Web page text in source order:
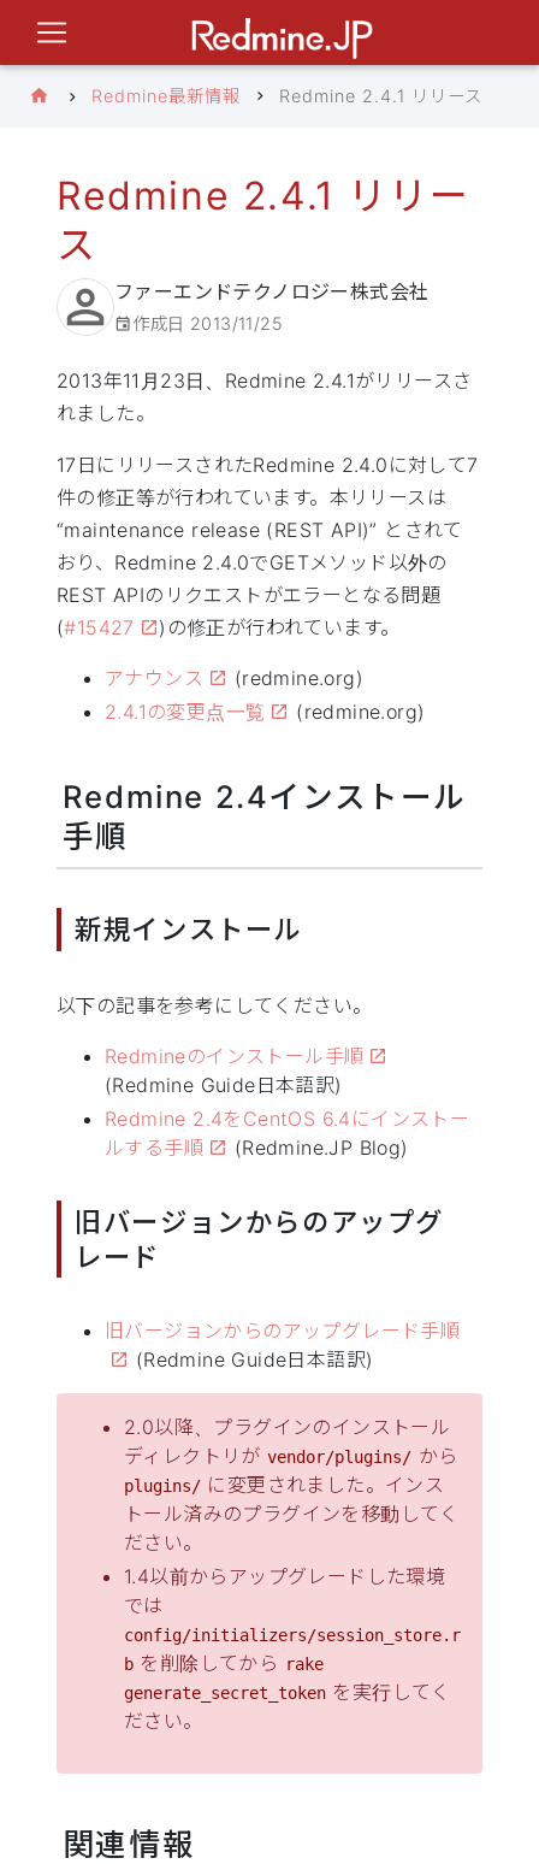
Redmine最新情報 Redmine 2.4.1 リリース
Redmine 2.4.1 リリー
ス
ファーエンドテクノロジー株式会社
作成日 2013/11/25
2013年11月23日、Redmine 2.4.1がリリースさ
れました。
17日にリリースされたRedmine 2.4.0に対して7
件の修正等が行われています。本リリースは
“maintenance release (REST API)” とされて
おり、Redmine 2.4.0でGETメソッド以外の
REST APIのリクエストがエラーとなる問題
(#15427 )の修正が行われています。
アナウンス
(redmine.org)
2.4.1の変更点一覧
(redmine.org)
Redmine 2.4インストール
手順
新規インストール
以下の記事を参考にしてください。
Redmineのインストール手順
(Redmine Guide日本語訳)
Redmine 2.4をCentOS 6.4にインストー
ルする手順
(Redmine.JP Blog)
旧バージョンからのアップグ
レード
旧バージョンからのアップグレード手順
(Redmine Guide日本語訳)
2.0以降、プラグインのインストール
ディレクトリがvendor/plugins/ から
plugins/ に変更されました。インス
トール済みのプラグインを移動してく
ださい。
1.4以前からアップグレードした環境
では
config/initializers/session_store.r
b を削除してから
rake
generate_secret_token を実行してく
ださい。
関連情報